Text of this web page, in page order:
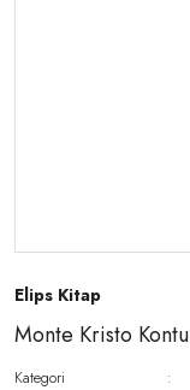
Elips Kitap
Monte Kristo Kontu
Kategori